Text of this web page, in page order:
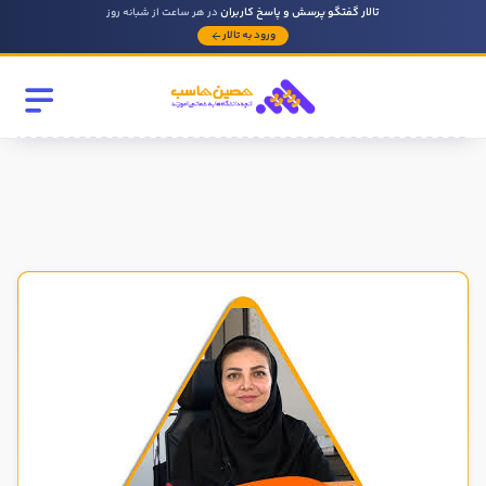
تالار گفتگو پرسش و پاسخ کاربراندر هر ساعت از شبانه روز
ورود به تالار
روحیه رهبری دارید ؟
بله
خیر
در صورتی که سابقه دارید توضیح مختصر از فعالیتی که در حسابداری
داشته اید را بنویسید